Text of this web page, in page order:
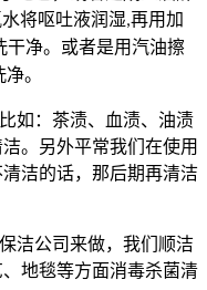
将呕吐液润湿,再用加
干净。或者是用汽油擦
。
如：茶渍、血渍、油渍
。另外平常我们在使用
洁的话，那后期再清洁
洁公司来做，我们顺洁
地毯等方面消毒杀菌清